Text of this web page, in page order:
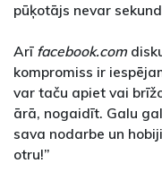
pūķotājs nevar
Arī facebook.com
kompromiss ir
var taču apiet vai
ārā, nogaidīt. Galu
sava nodarbe un
otru!”